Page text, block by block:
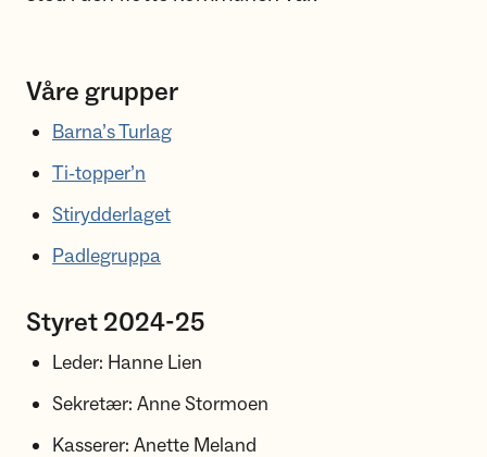
Våre grupper
Barna’s Turlag
Ti-topper’n
Stirydderlaget
Padlegruppa
Styret 2024-25
Leder: Hanne Lien
Sekretær: Anne Stormoen
Kasserer: Anette Meland